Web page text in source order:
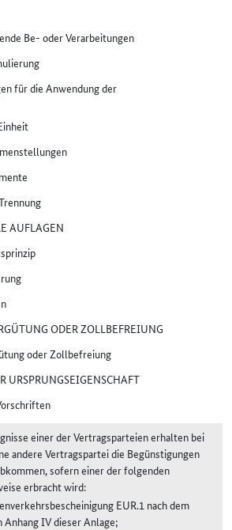
Be- oder Verarbeitungen
für die Anwendung der
AUFLAGEN
ODER ZOLLBEFREIUNG
oder Zollbefreiung
URSPRUNGSEIGENSCHAFT
einer der Vertragsparteien erhalten bei
andere Vertragspartei die Begünstigungen
sofern einer der folgenden
erbracht wird:
EUR.1 nach dem
Anhang IV dieser Anlage;